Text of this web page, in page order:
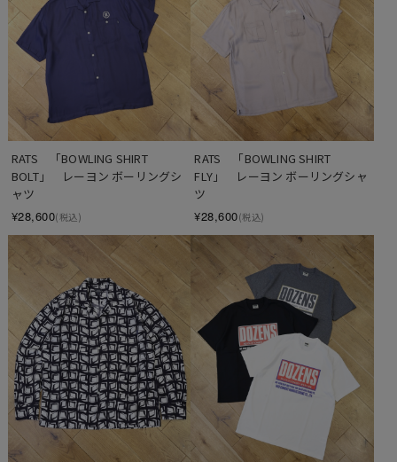
RATS　「BOWLING SHIRT
BOLT」　レーヨン ボーリングシ
ャツ
¥28,600(税込)
RATS　「BOWLING SHIRT
FLY」　レーヨン ボーリングシャ
ツ
¥28,600(税込)